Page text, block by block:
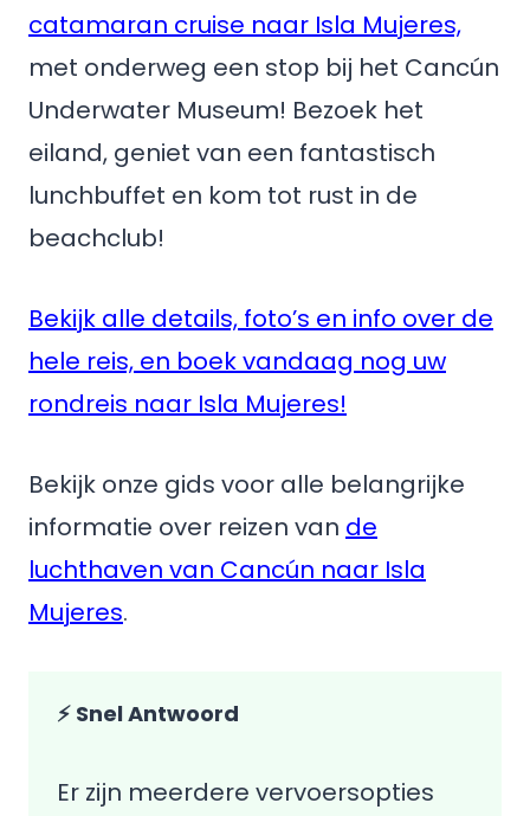
catamaran cruise naar Isla Mujeres,
met onderweg een stop bij het Cancún
Underwater Museum! Bezoek het
eiland, geniet van een fantastisch
lunchbuffet en kom tot rust in de
beachclub!
Bekijk alle details, foto’s en info over de
hele reis, en boek vandaag nog uw
rondreis naar Isla Mujeres!
Bekijk onze gids voor alle belangrijke
informatie over reizen van de
luchthaven van Cancún naar Isla
Mujeres.
⚡ Snel Antwoord
Er zijn meerdere vervoersopties